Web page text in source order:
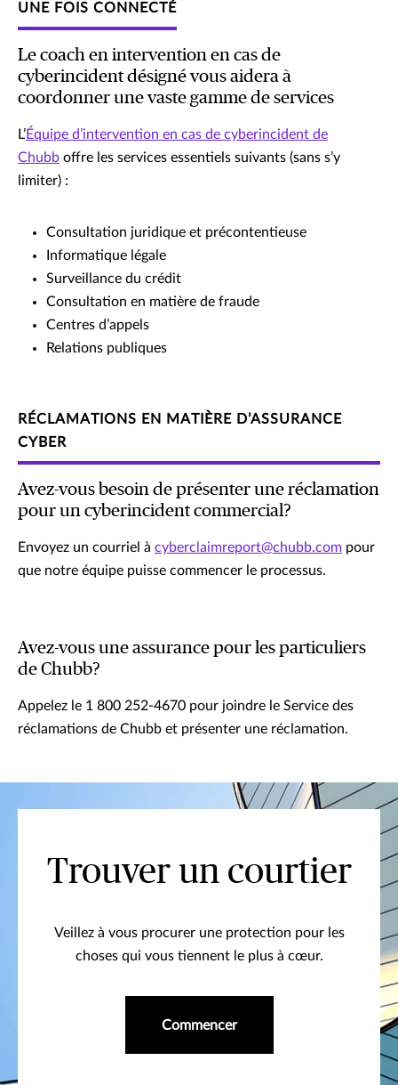
UNE FOIS CONNECTÉ
Le coach en intervention en cas de
cyberincident désigné vous aidera à
coordonner une vaste gamme de services
L’Équipe d’intervention en cas de cyberincident de
Chubb offre les services essentiels suivants (sans s’y
limiter) :
Consultation juridique et précontentieuse
Informatique légale
Surveillance du crédit
Consultation en matière de fraude
Centres d’appels
Relations publiques
RÉCLAMATIONS EN MATIÈRE D’ASSURANCE
CYBER
Avez-vous besoin de présenter une réclamation
pour un cyberincident commercial?
Envoyez un courriel à cyberclaimreport@chubb.com pour
que notre équipe puisse commencer le processus.
Avez-vous une assurance pour les particuliers
de Chubb?
Appelez le 1 800 252-4670 pour joindre le Service des
réclamations de Chubb et présenter une réclamation.
Trouver un courtier
Veillez à vous procurer une protection pour les
choses qui vous tiennent le plus à cœur.
Commencer